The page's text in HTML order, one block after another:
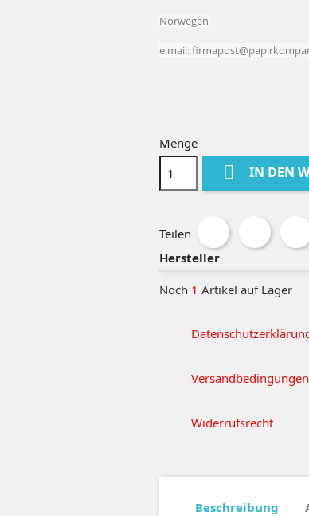
Norwegen
e.mail:
Menge
 IN DEN
Teilen
Hersteller
Noch 1 Artikel auf Lager
Versandbedingungen
Widerrufsrecht
Beschreibung